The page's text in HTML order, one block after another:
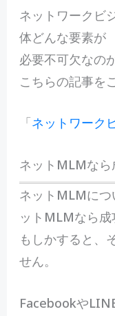
ネットワークビ
体どんな要素が
必要不可欠なの
こちらの記事を
「ネットワーク
ネットMLMなら
ネットMLMにつ
ットMLMなら成
もしかすると、
せん。
Facebookや